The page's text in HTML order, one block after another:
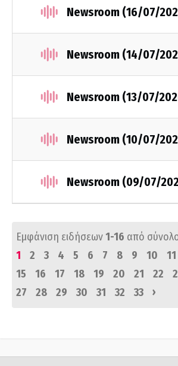
Newsroom (16/07/
Newsroom (14/07/
Newsroom (13/07/
Newsroom (10/07/
Newsroom (09/07/
Εμφάνιση ειδήσεων1-16 από
1
2 3 4 5 6 7 8 9 10 11
15
16 17 18 19 20 21 22
27
28 29 30 31 32 33 ›